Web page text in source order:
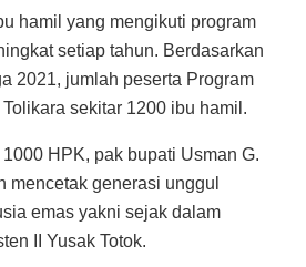
hamil yang mengikuti program
setiap tahun. Berdasarkan
2021, jumlah peserta Program
sekitar 1200 ibu hamil.
HPK, pak bupati Usman G.
mencetak generasi unggul
emas yakni sejak dalam
II Yusak Totok.